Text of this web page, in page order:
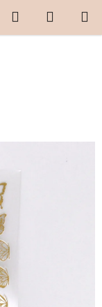
Hľadať
KOŠÍK